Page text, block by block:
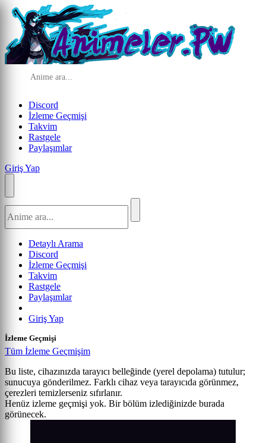
Discord
İzleme Geçmişi
Takvim
Rastgele
Paylaşımlar
Giriş Yap
Detaylı Arama
Discord
İzleme Geçmişi
Takvim
Rastgele
Paylaşımlar
Giriş Yap
İzleme Geçmişi
Tüm İzleme Geçmişim
Bu liste, cihazınızda tarayıcı belleğinde (yerel depolama) tutulur;
sunucuya gönderilmez. Farklı cihaz veya tarayıcıda görünmez,
çerezleri temizlerseniz sıfırlanır.
Henüz izleme geçmişi yok. Bir bölüm izlediğinizde burada
görünecek.